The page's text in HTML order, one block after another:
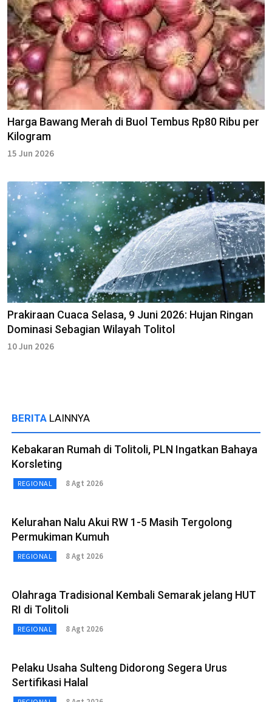
Harga Bawang Merah di Buol Tembus Rp80 Ribu per
Kilogram
15 Jun 2026
Prakiraan Cuaca Selasa, 9 Juni 2026: Hujan Ringan
Dominasi Sebagian Wilayah Tolitol
10 Jun 2026
BERITA LAINNYA
Kebakaran Rumah di Tolitoli, PLN Ingatkan Bahaya
Korsleting
REGIONAL 8 Agt 2026
Kelurahan Nalu Akui RW 1-5 Masih Tergolong
Permukiman Kumuh
REGIONAL 8 Agt 2026
Olahraga Tradisional Kembali Semarak jelang HUT
RI di Tolitoli
REGIONAL 8 Agt 2026
Pelaku Usaha Sulteng Didorong Segera Urus
Sertifikasi Halal